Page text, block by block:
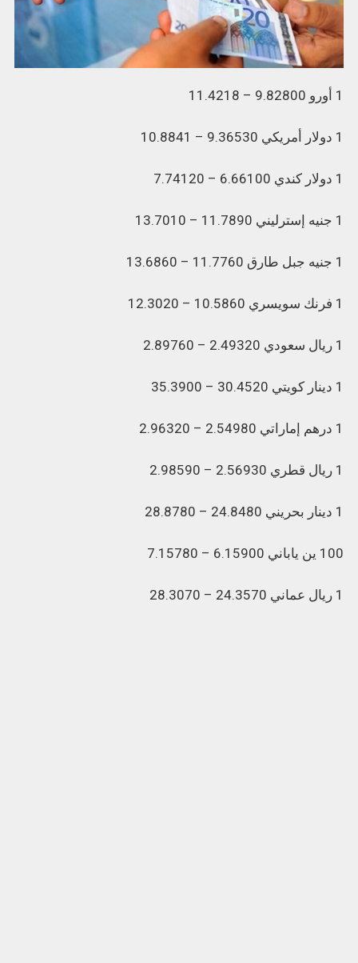
1 أورو 9.82800 – 11.4218
1 دولار أمريكي 9.36530 – 10.8841
1 دولار كندي 6.66100 – 7.74120
1 جنيه إسترليني 11.7890 – 13.7010
1 جنيه جبل طارق 11.7760 – 13.6860
1 فرنك سويسري 10.5860 – 12.3020
1 ريال سعودي 2.49320 – 2.89760
1 دينار كويتي 30.4520 – 35.3900
1 درهم إماراتي 2.54980 – 2.96320
1 ريال قطري 2.56930 – 2.98590
1 دينار بحريني 24.8480 – 28.8780
100 ين ياباني 6.15900 – 7.15780
1 ريال عماني 24.3570 – 28.3070